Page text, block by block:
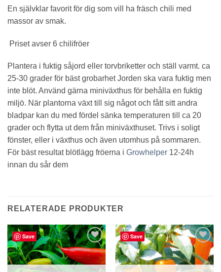
En självklar favorit för dig som vill ha fräsch chili med
massor av smak.
Priset avser 6 chilifröer
Plantera i fuktig såjord eller torvbriketter och ställ varmt. ca
25-30 grader för bäst grobarhet Jorden ska vara fuktig men
inte blöt. Använd gärna miniväxthus för behålla en fuktig
miljö. När plantorna växt till sig något och fått sitt andra
bladpar kan du med fördel sänka temperaturen till ca 20
grader och flytta ut dem från miniväxthuset. Trivs i soligt
fönster, eller i växthus och även utomhus på sommaren.
För bäst resultat blötlägg fröerna i Growhelper 12-24h
innan du sår dem
RELATERADE PRODUKTER
Save
lägg till
i
favoriter
Save
lägg till
i
favoriter